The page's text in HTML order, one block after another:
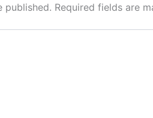
published. Required fields are